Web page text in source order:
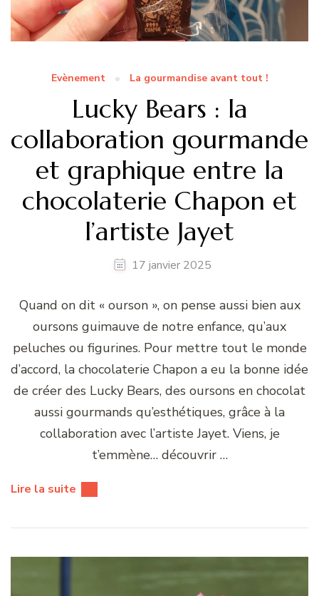
Evènement La gourmandise avant tout !
Lucky Bears : la
collaboration gourmande
et graphique entre la
chocolaterie Chapon et
l’artiste Jayet
17 janvier 2025
Quand on dit « ourson », on pense aussi bien aux
oursons guimauve de notre enfance, qu’aux
peluches ou figurines. Pour mettre tout le monde
d’accord, la chocolaterie Chapon a eu la bonne idée
de créer des Lucky Bears, des oursons en chocolat
aussi gourmands qu’esthétiques, grâce à la
collaboration avec l’artiste Jayet. Viens, je
t’emmène… découvrir …
Lire la suite